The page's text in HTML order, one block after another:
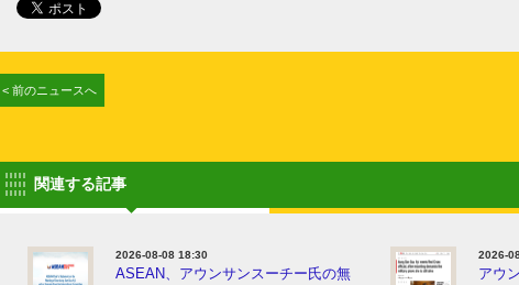
< 前のニュースへ
関連する記事
2026-08-08 18:30
ASEAN、アウンサンスーチー氏の無
2026-
アウ